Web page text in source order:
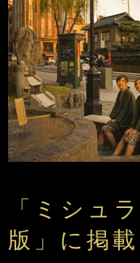
「ミシュ
版」に掲